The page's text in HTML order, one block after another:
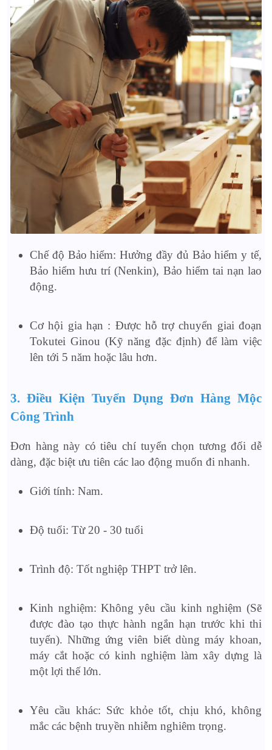
Chế độ Bảo hiểm: Hưởng đầy đủ Bảo hiểm y tế,
Bảo hiểm hưu trí (Nenkin), Bảo hiểm tai nạn lao
động.
Cơ hội gia hạn : Được hỗ trợ chuyển giai đoạn
Tokutei Ginou (Kỹ năng đặc định) để làm việc
lên tới 5 năm hoặc lâu hơn.
3. Điều Kiện Tuyển Dụng Đơn Hàng Mộc
Công Trình
Đơn hàng này có tiêu chí tuyển chọn tương đối dễ
dàng, đặc biệt ưu tiên các lao động muốn đi nhanh.
Giới tính: Nam.
Độ tuổi: Từ 20 - 30 tuổi
Trình độ: Tốt nghiệp THPT trở lên.
Kinh nghiệm: Không yêu cầu kinh nghiệm (Sẽ
được đào tạo thực hành ngắn hạn trước khi thi
tuyển). Những ứng viên biết dùng máy khoan,
máy cắt hoặc có kinh nghiệm làm xây dựng là
một lợi thế lớn.
Yêu cầu khác: Sức khỏe tốt, chịu khó, không
mắc các bệnh truyền nhiễm nghiêm trọng.